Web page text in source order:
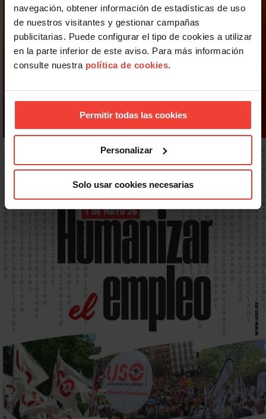
navegación, obtener información de estadísticas de uso
de nuestros visitantes y gestionar campañas
publicitarias. Puede configurar el tipo de cookies a utilizar
en la parte inferior de este aviso. Para más información
consulte nuestra política de cookies.
Permitir todas las cookies
Personalizar
Solo usar cookies necesarias